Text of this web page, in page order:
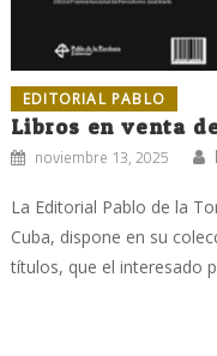
EDITORIAL PABLO
Libros en venta
noviembre 13, 2025
La Editorial Pablo de la
Cuba, dispone en su
títulos, que el interesado